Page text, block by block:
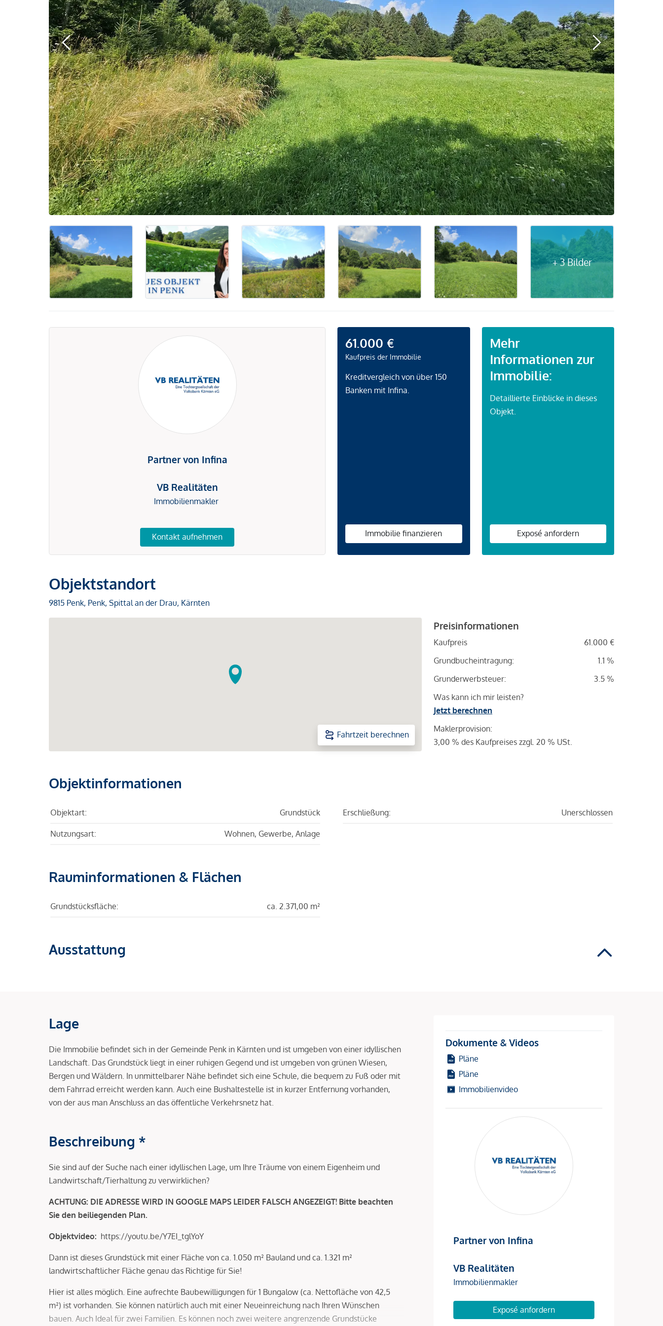
+ 3 Bilder
Partner von Infina
VB Realitäten
Immobilienmakler
Kontakt aufnehmen
61.000 €
Kaufpreis der Immobilie
Kreditvergleich von über 150
Banken mit Infina.
Immobilie finanzieren
Mehr
Informationen zur
Immobilie:
Detaillierte Einblicke in dieses
Objekt.
Exposé anfordern
Objektstandort
9815 Penk, Penk, Spittal an der Drau, Kärnten
Fahrtzeit berechnen
Preisinformationen
Kaufpreis
61.000 €
Grundbucheintragung:
1.1 %
Grunderwerbsteuer:
3.5 %
Was kann ich mir leisten?
Jetzt berechnen
Maklerprovision:
3,00 % des Kaufpreises zzgl. 20 % USt.
Objektinformationen
Objektart: Grundstück
Nutzungsart: Wohnen, Gewerbe, Anlage
Erschließung: Unerschlossen
Rauminformationen & Flächen
Grundstücksfläche: ca. 2.371,00 m²
Ausstattung
Lage
Die Immobilie befindet sich in der Gemeinde Penk in Kärnten und ist umgeben von einer idyllischen
Landschaft. Das Grundstück liegt in einer ruhigen Gegend und ist umgeben von grünen Wiesen,
Bergen und Wäldern. In unmittelbarer Nähe befindet sich eine Schule, die bequem zu Fuß oder mit
dem Fahrrad erreicht werden kann. Auch eine Bushaltestelle ist in kurzer Entfernung vorhanden,
von der aus man Anschluss an das öffentliche Verkehrsnetz hat.
Beschreibung *
Sie sind auf der Suche nach einer idyllischen Lage, um Ihre Träume von einem Eigenheim und
Landwirtschaft/Tierhaltung zu verwirklichen?
ACHTUNG: DIE ADRESSE WIRD IN GOOGLE MAPS LEIDER FALSCH ANGEZEIGT! Bitte beachten
Sie den beiliegenden Plan.
Objektvideo: https://youtu.be/Y7EI_tglYoY
Dann ist dieses Grundstück mit einer Fläche von ca. 1.050 m² Bauland und ca. 1.321 m²
landwirtschaftlicher Fläche genau das Richtige für Sie!
Hier ist alles möglich. Eine aufrechte Baubewilligungen für 1 Bungalow (ca. Nettofläche von 42,5
m²) ist vorhanden. Sie können natürlich auch mit einer Neueinreichung nach Ihren Wünschen
bauen. Auch Ideal für zwei Familien. Es können noch zwei weitere angrenzende Grundstücke
Dokumente & Videos
Pläne
Pläne
Immobilienvideo
Partner von Infina
VB Realitäten
Immobilienmakler
Exposé anfordern